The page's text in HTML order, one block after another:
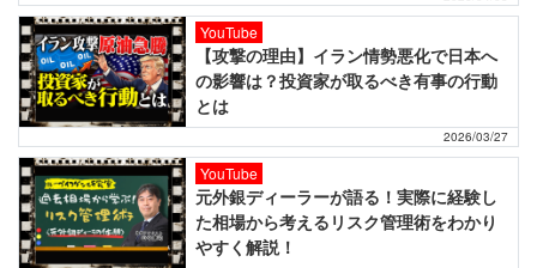
YouTube
【攻撃の理由】イラン情勢悪化で日本へ
の影響は？投資家が取るべき有事の行動
とは
2026/03/27
YouTube
元外銀ディーラーが語る！実際に経験し
た相場から考えるリスク管理術をわかり
やすく解説！